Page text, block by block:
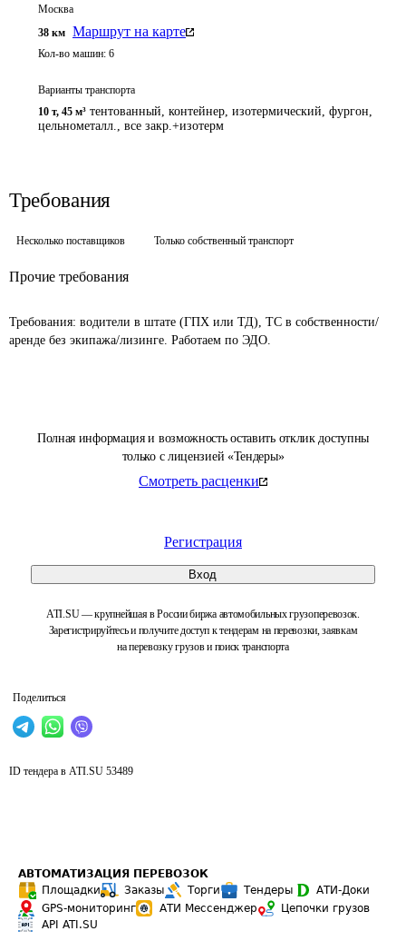
Полная информация и возможность оставить отклик доступны
только с лицензией «Тендеры»
Смотреть расценки
Регистрация
Вход
ATI.SU — крупнейшая в России биржа автомобильных грузоперевозок.
Зарегистрируйтесь и получите доступ к тендерам на перевозки, заявкам
на перевозку грузов и поиск транспорта
Поделиться
Москва
38 км Маршрут на карте
Кол-во машин: 6
Варианты транспорта
10 т, 45 м³ тентованный, контейнер, изотермический, фургон,
цельнометалл., все закр.+изотерм
Требования
Несколько поставщиков Только собственный транспорт
Прочие требования
Требования: водители в штате (ГПХ или ТД), ТС в собственности/
аренде без экипажа/лизинге. Работаем по ЭДО.
ID тендера в ATI.SU 53489
АВТОМАТИЗАЦИЯ ПЕРЕВОЗОК
Площадки
Заказы Торги Тендеры
АТИ-Доки
GPS-мониторинг
АТИ Мессенджер
Цепочки грузов
API ATI.SU